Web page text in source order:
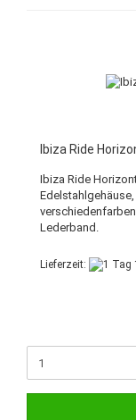
Ibiza Ride
Ibiza Ride
Lederband.
Lieferzeit: